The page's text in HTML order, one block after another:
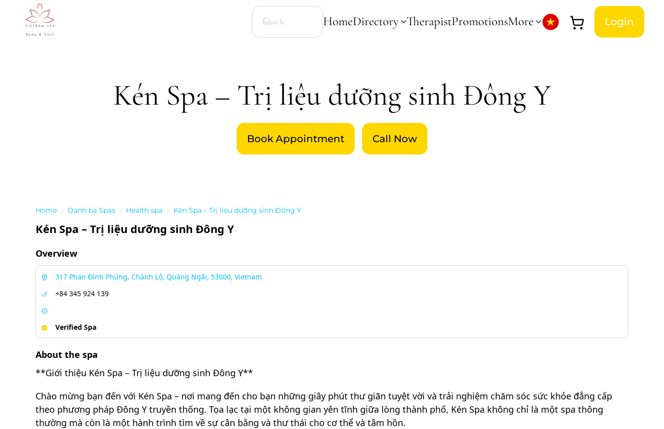
Skip to main content HomeDirectory TherapistPromotionsMore Login
Kén Spa – Trị liệu dưỡng sinh Đông Y
Book Appointment Call Now
Home Danh bạ Spas Health spa Kén Spa – Trị liệu dưỡng sinh Đông Y
Kén Spa – Trị liệu dưỡng sinh Đông Y
Overview
317 Phan Đình Phùng, Chánh Lộ, Quảng Ngãi, 53000, Vietnam
+84 345 924 139
Verified Spa
About the spa
**Giới thiệu Kén Spa – Trị liệu dưỡng sinh Đông Y**
Chào mừng bạn đến với Kén Spa – nơi mang đến cho bạn những giây phút thư giãn tuyệt vời và trải nghiệm chăm sóc sức khỏe đẳng cấp
theo phương pháp Đông Y truyền thống. Tọa lạc tại một không gian yên tĩnh giữa lòng thành phố, Kén Spa không chỉ là một spa thông
thường mà còn là một hành trình tìm về sự cân bằng và thư thái cho cơ thể và tâm hồn.